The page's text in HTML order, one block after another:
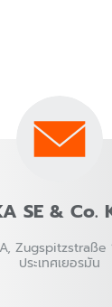
SE & Co.
ประเทศเยอรมัน